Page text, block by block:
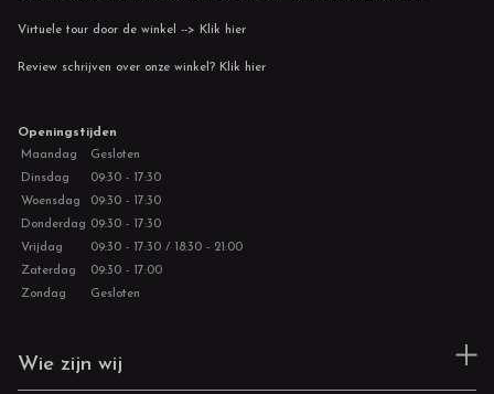
Virtuele tour door de winkel --> Klik hier
Review schrijven over onze winkel? Klik hier
Openingstijden
Maandag
Gesloten
Dinsdag
09:30 - 17:30
Woensdag
09:30 - 17:30
Donderdag 09:30 - 17:30
Vrijdag
09:30 - 17:30 / 18:30 - 21:00
Zaterdag
09:30 - 17:00
Zondag
Gesloten
Wie zijn wij